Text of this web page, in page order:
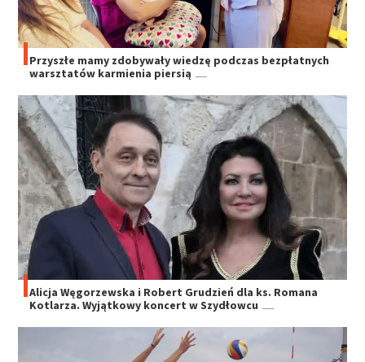
Przyszłe mamy zdobywały wiedzę podczas bezpłatnych
warsztatów karmienia piersią
Alicja Węgorzewska i Robert Grudzień dla ks. Romana
Kotlarza. Wyjątkowy koncert w Szydłowcu